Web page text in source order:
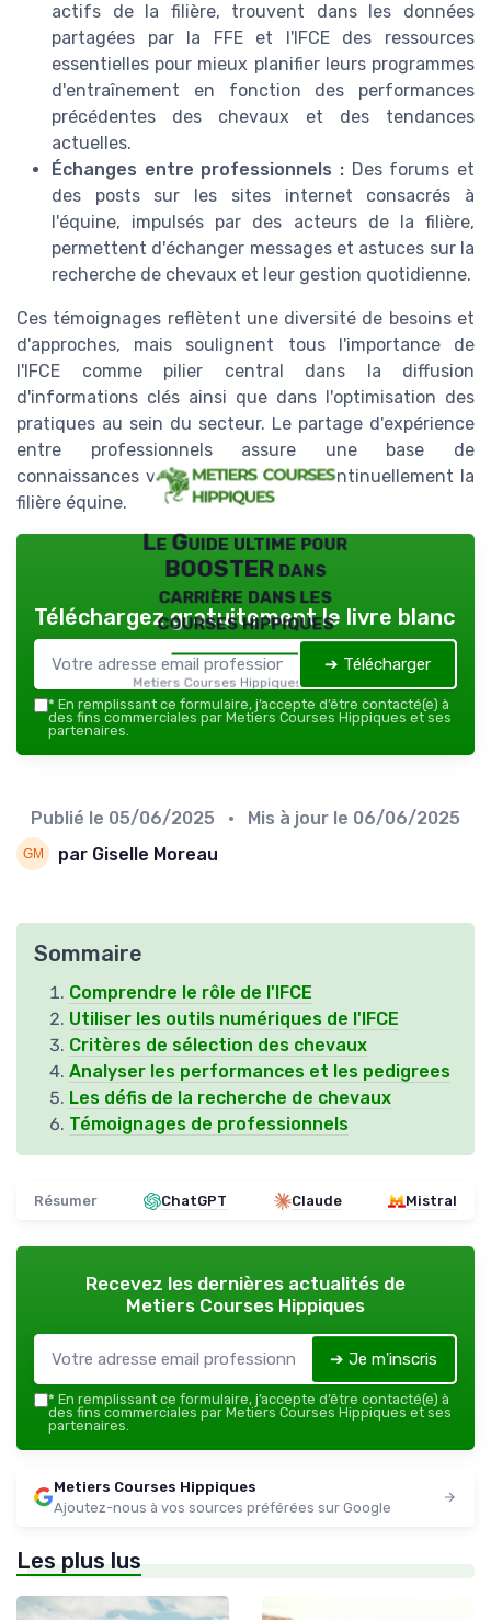
actifs de la filière, trouvent dans les données
partagées par la FFE et l'IFCE des ressources
essentielles pour mieux planifier leurs programmes
d'entraînement en fonction des performances
précédentes des chevaux et des tendances
actuelles.
Échanges entre professionnels : Des forums et
des posts sur les sites internet consacrés à
l'équine, impulsés par des acteurs de la filière,
permettent d'échanger messages et astuces sur la
recherche de chevaux et leur gestion quotidienne.
Ces témoignages reflètent une diversité de besoins et
d'approches, mais soulignent tous l'importance de
l'IFCE comme pilier central dans la diffusion
d'informations clés ainsi que dans l'optimisation des
pratiques au sein du secteur. Le partage d'expérience
entre professionnels assure une base de
connaissances vivante qui enrichit continuellement la
filière équine.
Le Guide ultime pour
BOOSTER dans
carrière dans les
courses hippiques
Metiers Courses Hippiques — 2026
Téléchargez gratuitement le livre blanc
➔ Télécharger
* En remplissant ce formulaire, j’accepte d’être contacté(e) à
des fins commerciales par Metiers Courses Hippiques et ses
partenaires.
Publié le 05/06/2025 • Mis à jour le 06/06/2025
par Giselle Moreau
Sommaire
Comprendre le rôle de l'IFCE
Utiliser les outils numériques de l'IFCE
Critères de sélection des chevaux
Analyser les performances et les pedigrees
Les défis de la recherche de chevaux
Témoignages de professionnels
Résumer ChatGPT Claude Mistral
Recevez les dernières actualités de
Metiers Courses Hippiques
➔ Je m'inscris
* En remplissant ce formulaire, j’accepte d’être contacté(e) à
des fins commerciales par Metiers Courses Hippiques et ses
partenaires.
Metiers Courses Hippiques
Ajoutez-nous à vos sources préférées sur Google
Les plus lus